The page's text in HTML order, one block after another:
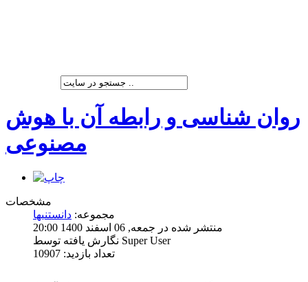
روان شناسی و رابطه آن با هوش
مصنوعی
مشخصات
مجموعه: دانستنیها
منتشر شده در جمعه, 06 اسفند 1400 20:00
نگارش یافته توسط Super User
تعداد بازدید: 10907